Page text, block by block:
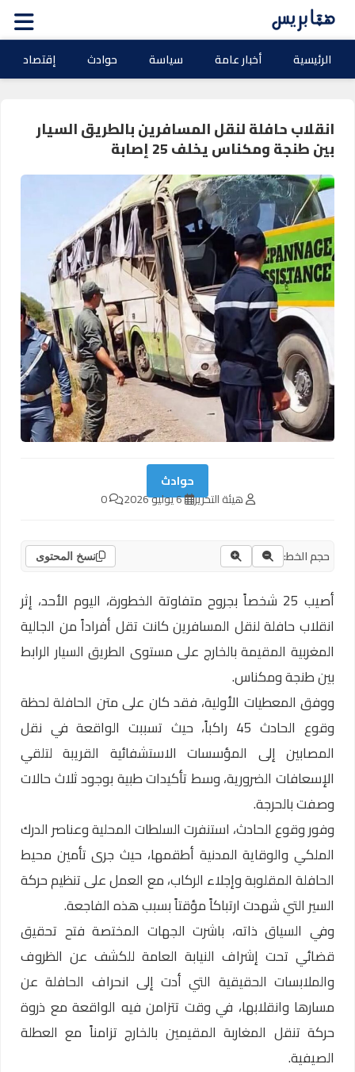
الرئيسية أخبار عامة سياسة حوادث إقتصاد
انقلاب حافلة لنقل المسافرين بالطريق السيار
بين طنجة ومكناس يخلف 25 إصابة
حوادث
هيئة التحرير 6 يوليو 2026 0
حجم الخط: نسخ المحتوى
أصيب 25 شخصاً بجروح متفاوتة الخطورة، اليوم الأحد، إثر
انقلاب حافلة لنقل المسافرين كانت تقل أفراداً من الجالية
المغربية المقيمة بالخارج على مستوى الطريق السيار الرابط
بين طنجة ومكناس.
ووفق المعطيات الأولية، فقد كان على متن الحافلة لحظة
وقوع الحادث 45 راكباً، حيث تسببت الواقعة في نقل
المصابين إلى المؤسسات الاستشفائية القريبة لتلقي
الإسعافات الضرورية، وسط تأكيدات طبية بوجود ثلاث حالات
وصفت بالحرجة.
وفور وقوع الحادث، استنفرت السلطات المحلية وعناصر الدرك
الملكي والوقاية المدنية أطقمها، حيث جرى تأمين محيط
الحافلة المقلوبة وإجلاء الركاب، مع العمل على تنظيم حركة
السير التي شهدت ارتباكاً مؤقتاً بسبب هذه الفاجعة.
وفي السياق ذاته، باشرت الجهات المختصة فتح تحقيق
قضائي تحت إشراف النيابة العامة للكشف عن الظروف
والملابسات الحقيقية التي أدت إلى انحراف الحافلة عن
مسارها وانقلابها، في وقت تتزامن فيه الواقعة مع ذروة
حركة تنقل المغاربة المقيمين بالخارج تزامناً مع العطلة
الصيفية.